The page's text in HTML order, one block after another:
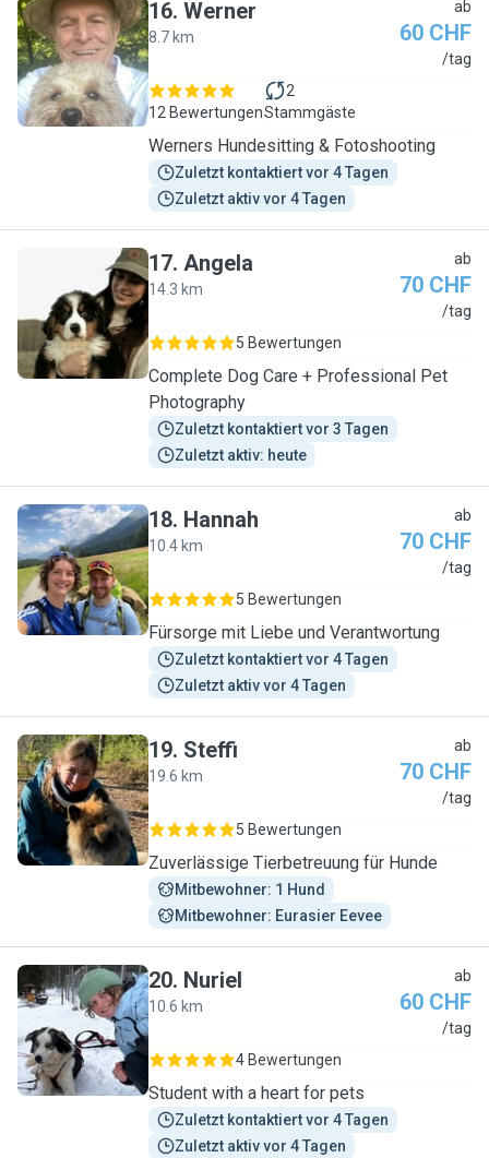
W
16. Werner
8.7 km
ab
60 CHF
/tag
12 Bewertungen
2
Stammgäste
Werners Hundesitting & Fotoshooting
Zuletzt kontaktiert vor 4 Tagen
Zuletzt aktiv vor 4 Tagen
A
17. Angela
14.3 km
ab
70 CHF
/tag
5 Bewertungen
Complete Dog Care + Professional Pet
Photography
Zuletzt kontaktiert vor 3 Tagen
Zuletzt aktiv: heute
H
18. Hannah
10.4 km
ab
70 CHF
/tag
5 Bewertungen
Fürsorge mit Liebe und Verantwortung
Zuletzt kontaktiert vor 4 Tagen
Zuletzt aktiv vor 4 Tagen
S
19. Steffi
19.6 km
ab
70 CHF
/tag
5 Bewertungen
Zuverlässige Tierbetreuung für Hunde
Mitbewohner: 1 Hund
Mitbewohner: Eurasier Eevee
N
20. Nuriel
10.6 km
ab
60 CHF
/tag
4 Bewertungen
Student with a heart for pets
Zuletzt kontaktiert vor 4 Tagen
Zuletzt aktiv vor 4 Tagen